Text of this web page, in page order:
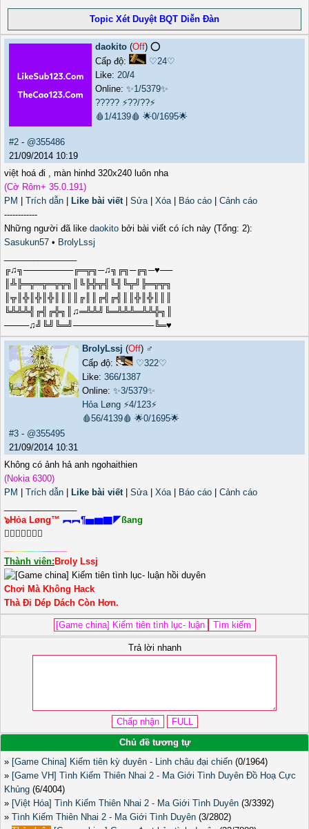
Topic Xét Duyệt BQT Diễn Đàn
daokito (Off) ⭕️
Cấp độ:
♡24♡
Like: 20/4
Online: ✨1/5379✨
????? ⚡??/??⚡
🩸1/4139🩸 🌟0/1695🌟
#2 - @355486
21/09/2014 10:19
việt hoá đi , màn hinhd 320x240 luôn nha
(Cờ Rôm+ 35.0.191)
PM
Trích dẫn Like bài viết| Sửa| Xóa| Báo cáo
Cảnh cáo
------------
Những người đã like daokito bởi bài viết có ích này (Tổng: 2):
Sasukun57 • BrolyLssj
╔♫╗────────╔═╦╗─♫╗╔╗─╔╗─♥──
║╩╠═╦═╦═╦╦╗║╚╠╬╦╣╚╣╚╦╝╠═╦╦╗
║╦║╬║╬║╬║║║║╔║║╔╣╔╣║║╬║╬║║║
╚╩╩╩╣╔╣╔╬╗║♫═╩╩╝╚═╩╩╩═╩╩╬╗║
────♫╝╚╝╚═╝─────────────╚═♥
BrolyLssj (Off) ♂️
Cấp độ:
♡322♡
Like: 366/1387
Online: ✨3/5379✨
Hỏa Løng ⚡4/123⚡
🩸56/4139🩸 🌟0/1695🌟
#3 - @355495
21/09/2014 10:31
Không có ảnh hả anh ngohaithien
(Nokia 6300)
PM
Trích dẫn Like bài viết| Sửa| Xóa| Báo cáo
Cảnh cáo
๖Hỏa Løng™ ︻︻¶▅▆▇◤ßang

Thành viên: Broly Lssj
Chơi Mà Không Hack
Thà Đi Dép Dách Còn Hơn.
Trả lời nhanh
Chủ đề tương tự
» [Game China] Kiếm tiên kỳ duyên - Linh châu đại chiến (0/1964)
» [Game VH] Tình Kiếm Thiên Nhai 2 - Ma Giới Tình Duyên Đồ Hoạ Cực
Khủng (6/4004)
» [Việt Hóa] Tình Kiếm Thiên Nhai 2 - Ma Giới Tình Duyên (3/3392)
» Tình Kiếm Thiên Nhai 2 - Ma Giới Tình Duyên (3/2802)